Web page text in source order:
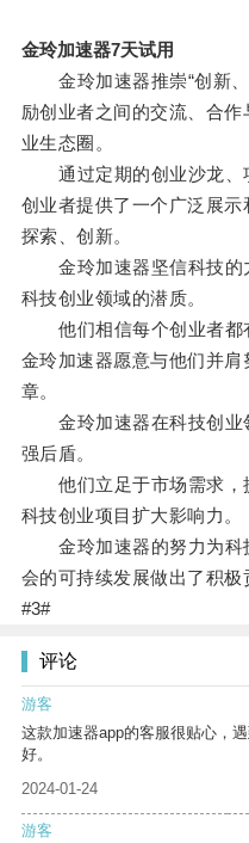
金玲加速器7天试用
金玲加速器推崇“创新、
励创业者之间的交流、合
业生态圈。
通过定期的创业沙龙、
创业者提供了一个广泛展
探索、创新。
金玲加速器坚信科技的
科技创业领域的潜质。
他们相信每个创业者都
金玲加速器愿意与他们并
章。
金玲加速器在科技创业
强后盾。
他们立足于市场需求，
科技创业项目扩大影响力。
金玲加速器的努力为科
会的可持续发展做出了积极
#3#
评论
游客
这款加速器app的客服很贴心，
好。
2024-01-24
游客